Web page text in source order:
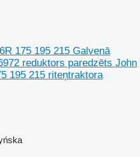
175 195 215 Galvenā
reduktors paredzēts John
195 215 riteņtraktora